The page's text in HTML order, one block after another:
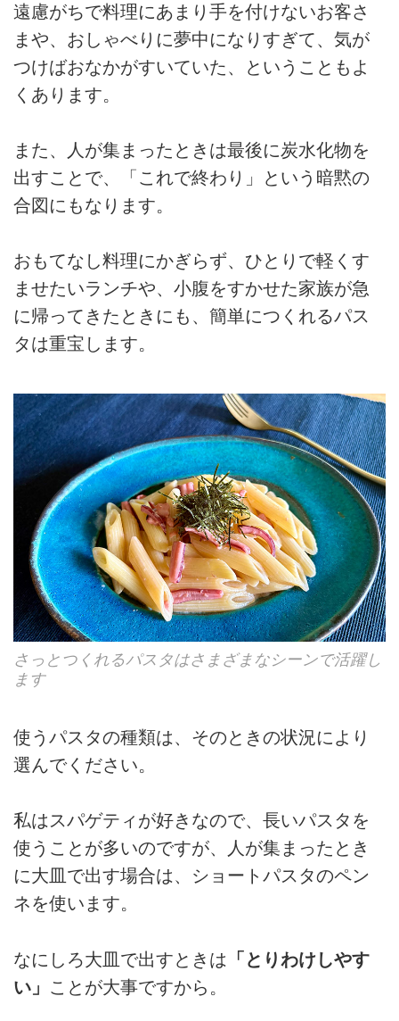
遠慮がちで料理にあまり手を付けないお客さ
まや、おしゃべりに夢中になりすぎて、気が
つけばおなかがすいていた、ということもよ
くあります。
また、人が集まったときは最後に炭水化物を
出すことで、「これで終わり」という暗黙の
合図にもなります。
おもてなし料理にかぎらず、ひとりで軽くす
ませたいランチや、小腹をすかせた家族が急
に帰ってきたときにも、簡単につくれるパス
タは重宝します。
さっとつくれるパスタはさまざまなシーンで活躍し
ます
使うパスタの種類は、そのときの状況により
選んでください。
私はスパゲティが好きなので、長いパスタを
使うことが多いのですが、人が集まったとき
に大皿で出す場合は、ショートパスタのペン
ネを使います。
なにしろ大皿で出すときは 「とりわけしやす
い」 ことが大事ですから。